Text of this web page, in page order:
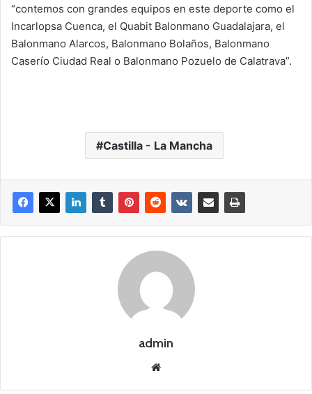
“contemos con grandes equipos en este deporte como el
Incarlopsa Cuenca, el Quabit Balonmano Guadalajara, el
Balonmano Alarcos, Balonmano Bolaños, Balonmano
Caserío Ciudad Real o Balonmano Pozuelo de Calatrava”.
Castilla - La Mancha
admin